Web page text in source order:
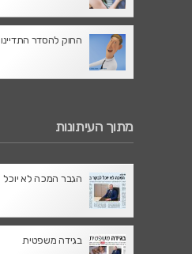
החוק להסדר
מתוך העיתונות
הגבר המכה לא יוכל
בגידה משפטית